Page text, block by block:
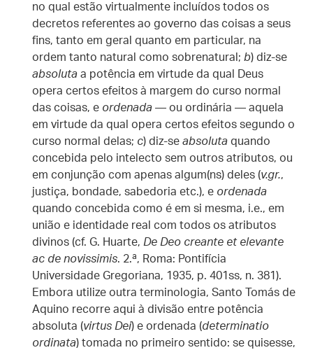
no qual estão virtualmente incluídos todos os
decretos referentes ao governo das coisas a seus
fins, tanto em geral quanto em particular, na
ordem tanto natural como sobrenatural; b) diz-se
absoluta a potência em virtude da qual Deus
opera certos efeitos à margem do curso normal
das coisas, e ordenada — ou ordinária — aquela
em virtude da qual opera certos efeitos segundo o
curso normal delas; c) diz-se absoluta quando
concebida pelo intelecto sem outros atributos, ou
em conjunção com apenas algum(ns) deles (v.gr.,
justiça, bondade, sabedoria etc.), e ordenada
quando concebida como é em si mesma, i.e., em
união e identidade real com todos os atributos
divinos (cf. G. Huarte, De Deo creante et elevante
ac de novissimis. 2.ª, Roma: Pontifícia
Universidade Gregoriana, 1935, p. 401ss, n. 381).
Embora utilize outra terminologia, Santo Tomás de
Aquino recorre aqui à divisão entre potência
absoluta (virtus Dei) e ordenada (determinatio
ordinata) tomada no primeiro sentido: se quisesse,